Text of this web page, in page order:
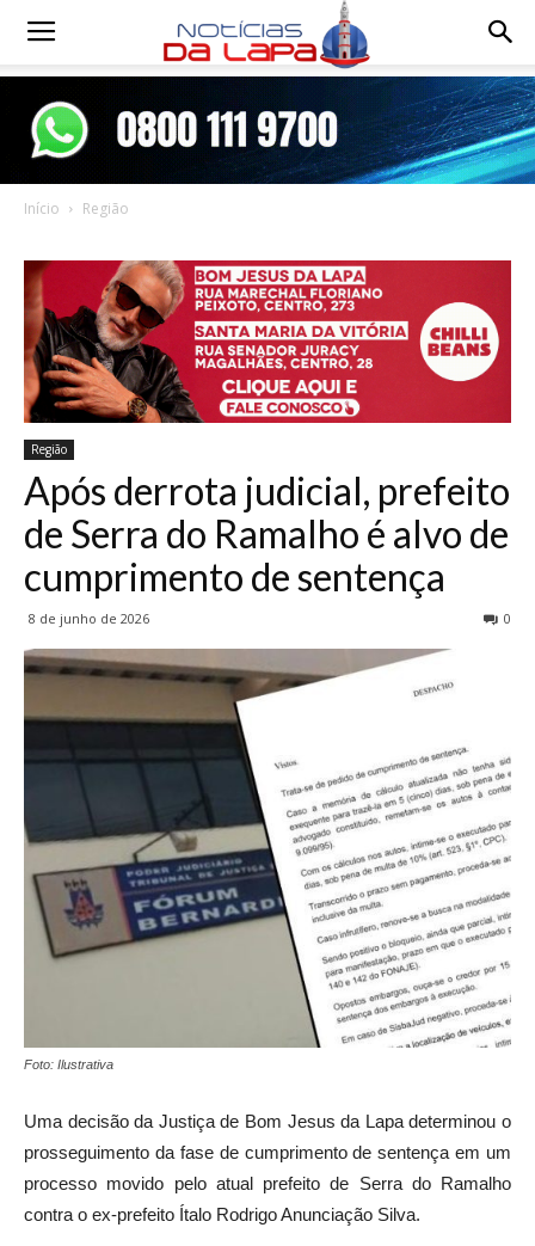
Notícias
Início Região
Região
Após derrota judicial, prefeito
de Serra do Ramalho é alvo de
cumprimento de sentença
8 de junho de 2026 0
Foto: Ilustrativa
Uma decisão da Justiça de Bom Jesus da Lapa determinou o
prosseguimento da fase de cumprimento de sentença em um
processo movido pelo atual prefeito de Serra do Ramalho
contra o ex-prefeito Ítalo Rodrigo Anunciação Silva.